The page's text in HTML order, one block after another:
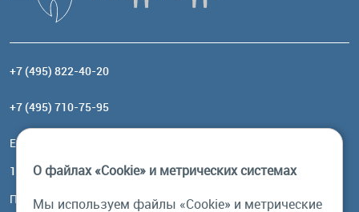
+7 (495) 822-40-20
+7 (495) 710-75-95
Email:
117485, Москва, ул. Профсоюзная, 84/32, корп 1
Посмотреть на карте
О файлах «Cookie» и метрических системах
Мы используем файлы «Cookie» и метрические